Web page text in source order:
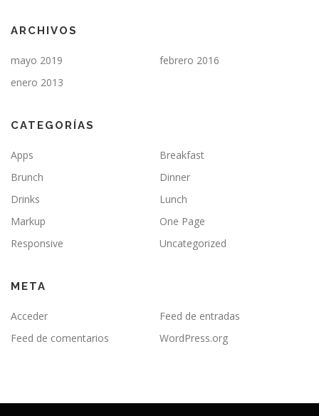
ARCHIVOS
mayo 2019
febrero 2016
enero 2013
CATEGORÍAS
Apps
Breakfast
Brunch
Dinner
Drinks
Lunch
Markup
One Page
Responsive
Uncategorized
META
Acceder
Feed de entradas
Feed de comentarios
WordPress.org